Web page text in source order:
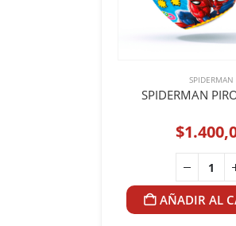
SPIDERMAN
SPIDERMAN
$
AÑADIR AL